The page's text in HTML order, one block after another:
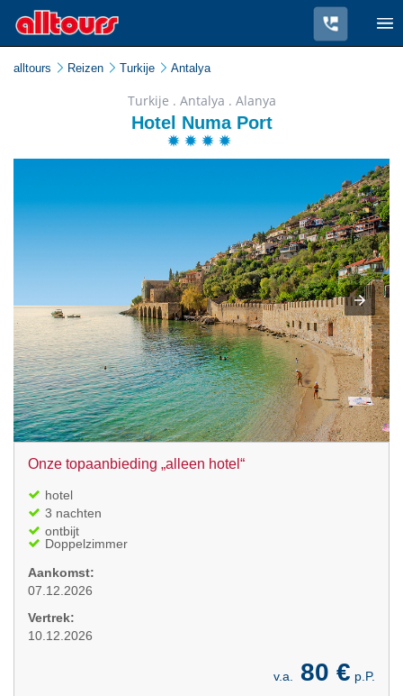
alltours Reizen Turkije Antalya
Turkije . Antalya . Alanya
Hotel Numa Port
Onze topaanbieding „alleen hotel“
hotel
3 nachten
ontbijt
Doppelzimmer
Aankomst:
07.12.2026
Vertrek:
10.12.2026
v.a. 80 € p.P.